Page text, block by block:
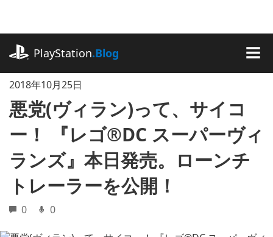
に
キ
ッ
プ
PlayStation.Blog
2018年10月25日
悪党(ヴィラン)って、サイコ
ー！ 『レゴ®DC スーパーヴィ
ランズ』本日発売。ローンチ
トレーラーを公開！
0 0